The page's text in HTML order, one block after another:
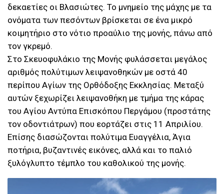
δεκαετίες οι Βλασιώτες. Το μνημείο της μάχης με τα
ονόματα των πεσόντων βρίσκεται σε ένα μικρό
κοιμητήριο στο νότιο προαύλιο της μονής, πάνω από
τον γκρεμό.
Στο Σκευοφυλάκιο της Μονής φυλάσσεται μεγάλος
αριθμός πολύτιμων λειψανοθηκών με οστά 40
περίπου Αγίων της Ορθόδοξης Εκκλησίας. Μεταξύ
αυτών ξεχωρίζει λειψανοθήκη με τμήμα της κάρας
του Αγίου Αντύπα Επισκόπου Περγάμου (προστάτης
τον οδοντιάτρων) που εορτάζει στις 11 Απριλίου.
Επίσης διασώζονται πολύτιμα Ευαγγέλια, Άγια
ποτήρια, βυζαντινές εικόνες, αλλά και το παλιό
ξυλόγλυπτο τέμπλο του καθολικού της μονής.